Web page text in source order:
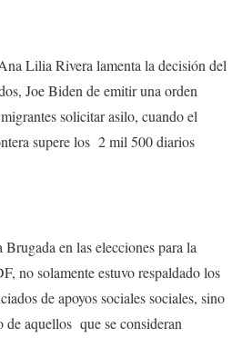
Lilia Rivera lamenta la decisión del
Joe Biden de emitir una orden
solicitar asilo, cuando el
supere los 2 mil 500 diarios
en las elecciones para la
no solamente estuvo respaldado los
de apoyos sociales sociales, sino
aquellos que se consideran